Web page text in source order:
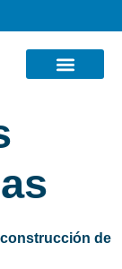
construcción de